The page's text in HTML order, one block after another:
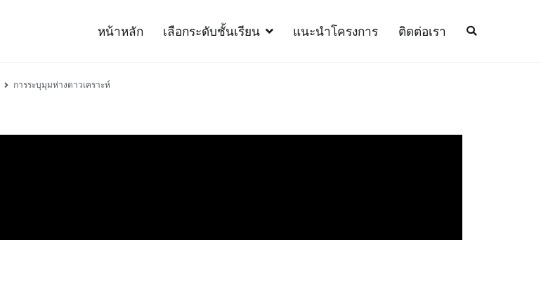
หน้าหลัก เลือกระดับชั้นเรียน แนะนำโครงการ ติดต่อเรา
การระบุมุมห่างดาวเคราะห์